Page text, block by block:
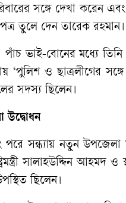
সঙ্গে দেখা করেন
তুলে দেন তারেক রহমান।
ভাই-বোনের মধ্যে তিনি
‘পুলিশ ও ছাত্রলীগের
সদস্য ছিলেন।
উদ্বোধন
সন্ধ্যায় নতুন উপজেলা
সালাহউদ্দিন আহমদ
ছিলেন।